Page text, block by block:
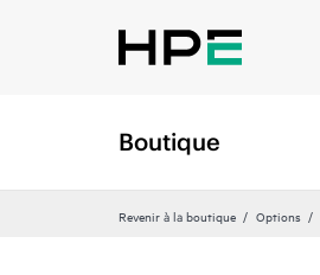
Boutique
Revenir à la boutique Options